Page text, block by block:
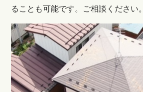
ることも可能です。ご相談ください。